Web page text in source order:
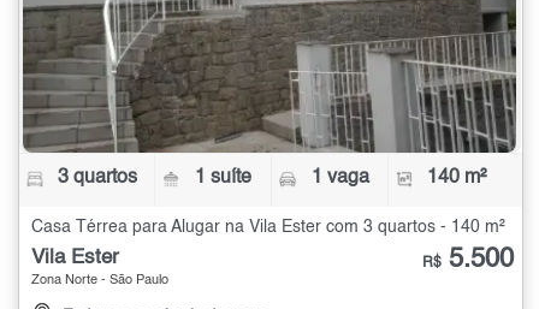
3 quartos 1 suíte 1 vaga 140 m²
Casa Térrea para Alugar na Vila Ester com 3 quartos - 140 m²
Vila Ester
Zona Norte - São Paulo
R$ 5.500